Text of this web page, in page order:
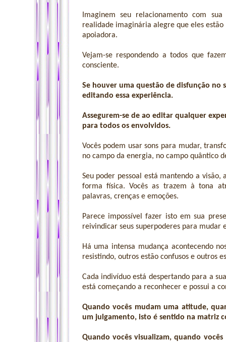
Imaginem seu relacionamento com
realidade imaginária alegre que eles
apoiadora.
Vejam-se respondendo a todos que
consciente.
Se houver uma questão de disfunção no
editando essa experiência.
Assegurem-se de ao editar qualquer
para todos os envolvidos.
Vocês podem usar sons para mudar,
no campo da energia, no campo quântico
Seu poder pessoal está mantendo a
forma física. Vocês as trazem à tona
palavras, crenças e emoções.
Parece impossível fazer isto em sua
reivindicar seus superpoderes para mudar
Há uma intensa mudança acontecendo
resistindo, outros estão confusos e outros
Cada indivíduo está despertando para a
está começando a reconhecer e possui a
Quando vocês mudam uma atitude,
um julgamento, isto é sentido na matriz
Quando vocês visualizam, quando